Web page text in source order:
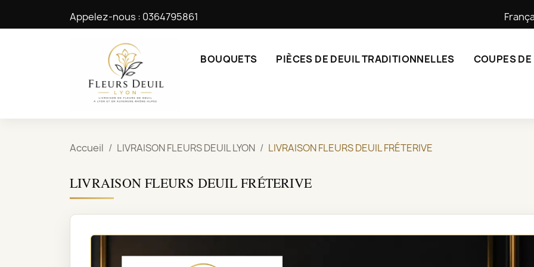
Appelez-nous : 0364795861
BOUQUETS PIÈCES DE DEUIL TRADITIONNELLES COUPES
Accueil LIVRAISON FLEURS DEUIL LYON LIVRAISON FLEURS DEUIL FRÉTERIVE
LIVRAISON FLEURS DEUIL FRÉTERIVE